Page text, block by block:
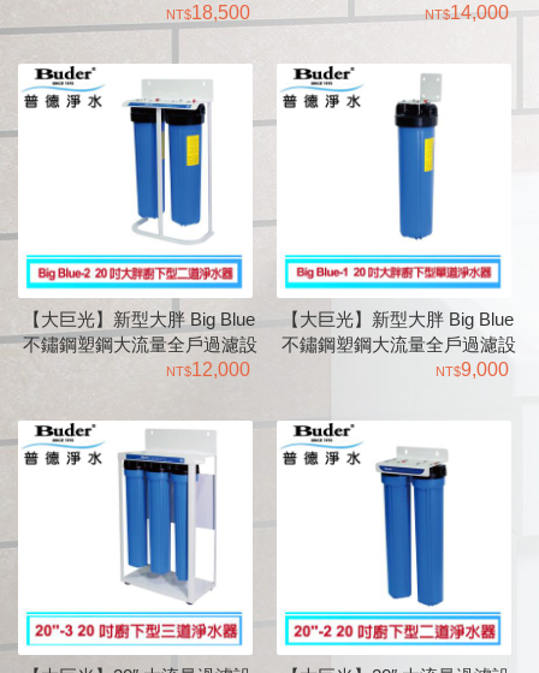
18,500
備 二道商用|水塔過濾器14,000
【大巨光】新型大胖 Big Blue
不鏽鋼塑鋼大流量全戶過濾設
備 二道商用|水塔過濾器12,000
【大巨光】新型大胖 Big Blue
不鏽鋼塑鋼大流量全戶過濾設
備 單道商用|水塔過濾器9,000